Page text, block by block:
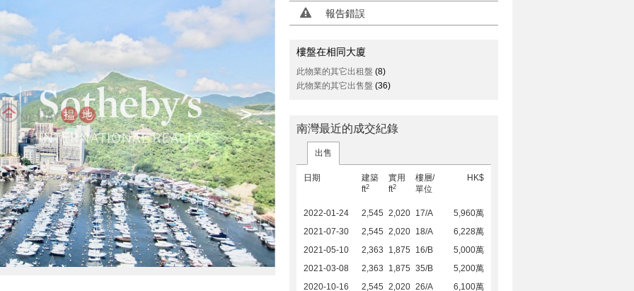
>
報告錯誤
樓盤在相同大廈
此物業的其它出租盤 (8)
此物業的其它出售盤 (36)
南灣最近的成交紀錄
出售
日期
建築
ft2
實用
ft2
樓層/
單位
HK$
2022-01-24 2,545 2,020 17/A
5,960萬
2021-07-30
2,545 2,020 18/A
6,228萬
2021-05-10
2,363 1,875 16/B
5,000萬
2021-03-08
2,363 1,875 35/B
5,200萬
2020-10-16
2,545 2,020 26/A 6,100萬